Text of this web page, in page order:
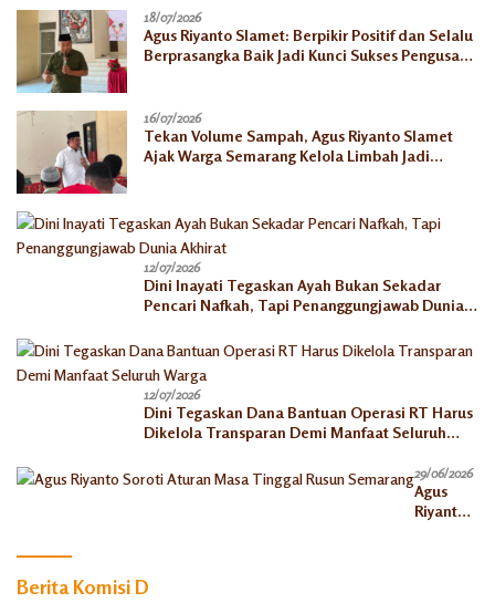
18/07/2026
Agus Riyanto Slamet: Berpikir Positif dan Selalu
Berprasangka Baik Jadi Kunci Sukses Pengusaha
16/07/2026
Tekan Volume Sampah, Agus Riyanto Slamet
Ajak Warga Semarang Kelola Limbah Jadi
12/07/2026
Dini Inayati Tegaskan Ayah Bukan Sekadar
Pencari Nafkah, Tapi Penanggungjawab Dunia
12/07/2026
Dini Tegaskan Dana Bantuan Operasi RT Harus
Dikelola Transparan Demi Manfaat Seluruh
29/06/2026
Agus
Riyanto
Berita Komisi D